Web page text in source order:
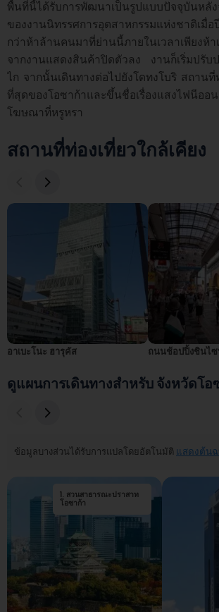
พื้นที่นี้ได้รับการพัฒนาเป็นรูปแบบปัจจุบันหลัง
ของงานนิทรรศการอุตสาหกรรมแห่งชาติเมื่
กว่าห้าล้านคนมาที่ย่านนี้ภายในเวลาเพียง
จากงานแสดงสินค้าปิดตัวลง งานก็เริ่มปรับ
ไก จากนั้นเดินทางต่อไปยังโดทงโบริ สถานที่
ที่สุดของโอซาก้าและขึ้นชื่อเรื่องแสงไฟนีออ
โฆษณาที่หรูหรา
สถานที่ท่องเที่ยวใกล้เคียง
อาเบะโนะ ฮารุคัส ถนนช้อปปิ้งชินไ
ดูแผนการเดินทางสำหรับ จังหวัดโอ
ข้อมูลบางส่วนได้รับการแปลโดยอัตโนมัติ แสดงต้น
1. สวนสาธารณะปราสาท
โอซาก้า